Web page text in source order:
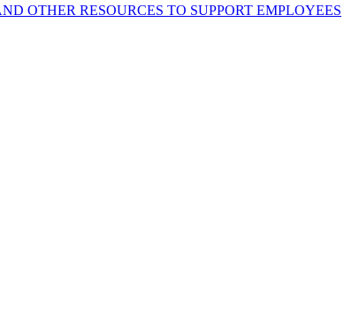
OTHER RESOURCES TO SUPPORT EMPLOYEES